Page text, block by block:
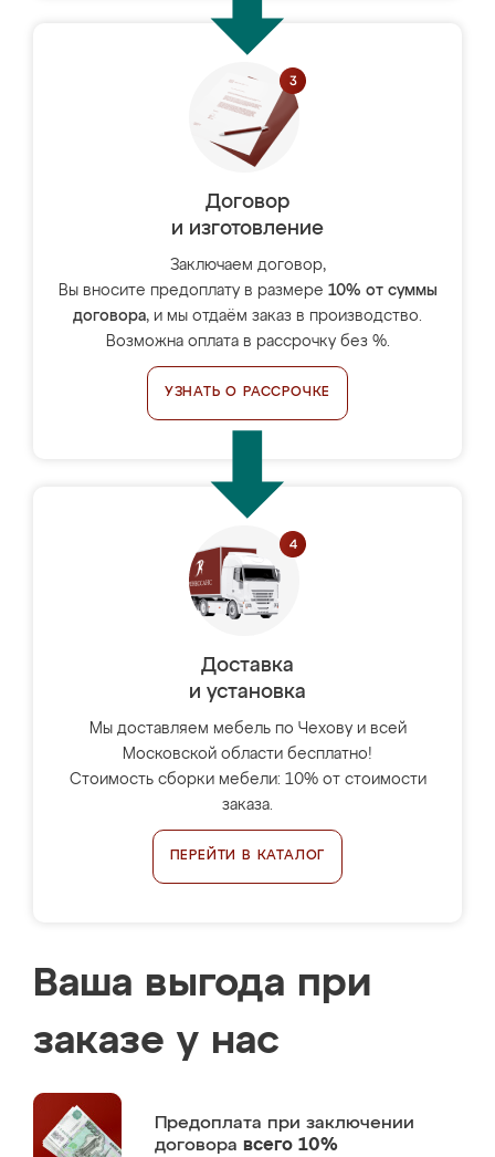
Договор
и изготовление
Заключаем договор,
Вы вносите предоплату в размере 10% от суммы
договора, и мы отдаём заказ в производство.
Возможна оплата в рассрочку без %.
УЗНАТЬ О РАССРОЧКЕ
Доставка
и установка
Мы доставляем мебель по Чехову и всей
Московской области бесплатно!
Стоимость сборки мебели: 10% от стоимости
заказа.
ПЕРЕЙТИ В КАТАЛОГ
Ваша выгода при
заказе у нас
Предоплата при заключении
договора всего 10%